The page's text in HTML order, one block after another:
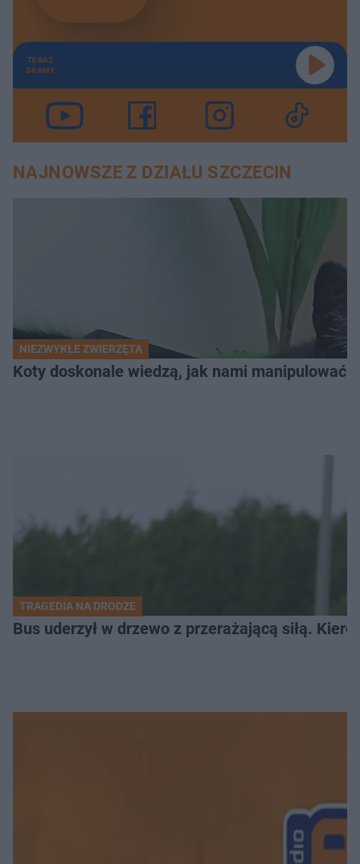
TERAZ
GRAMY
NAJNOWSZE Z DZIAŁU SZCZECIN
NIEZWYKŁE ZWIERZĘTA
Koty doskonale wiedzą, jak nami
TRAGEDIA NA DRODZE
Bus uderzył w drzewo z przerażającą siłą.